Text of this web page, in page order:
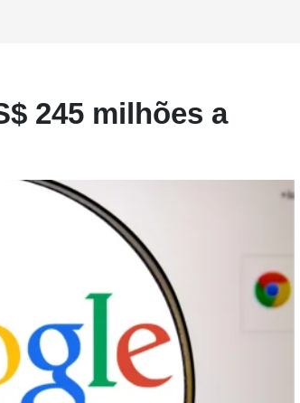
245 milhões a